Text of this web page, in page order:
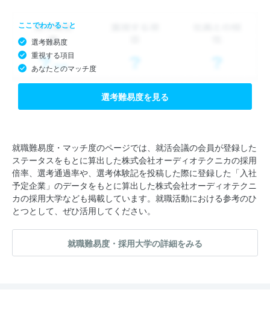
ここでわかること
選考難易度
重視する項目
あなたとのマッチ度
選考難易度を見る
就職難易度・マッチ度のページでは、就活会議の会員が登録した
ステータスをもとに算出した株式会社オーディオテクニカの採用
倍率、選考通過率や、選考体験記を投稿した際に登録した「入社
予定企業」のデータをもとに算出した株式会社オーディオテクニ
カの採用大学なども掲載しています。就職活動における参考のひ
とつとして、ぜひ活用してください。
就職難易度・採用大学の詳細をみる